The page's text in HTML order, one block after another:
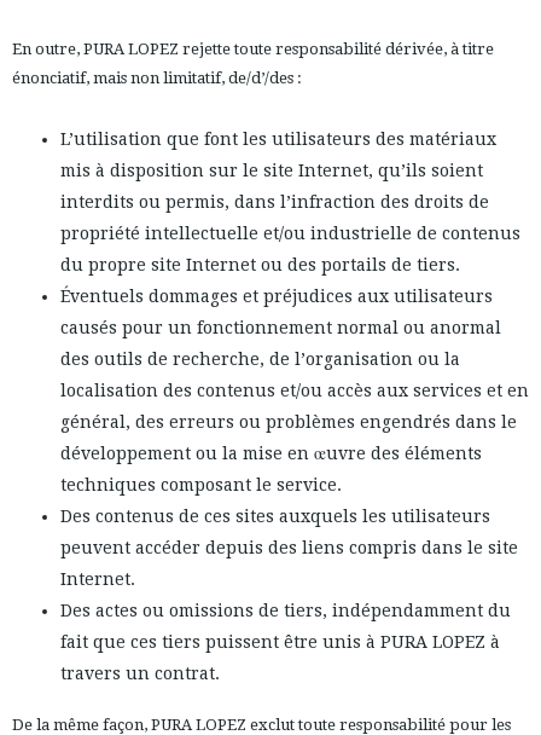
En outre, PURA LOPEZ rejette toute responsabilité dérivée, à titre
énonciatif, mais non limitatif, de/d’/des :
L’utilisation que font les utilisateurs des matériaux
mis à disposition sur le site Internet, qu’ils soient
interdits ou permis, dans l’infraction des droits de
propriété intellectuelle et/ou industrielle de contenus
du propre site Internet ou des portails de tiers.
Éventuels dommages et préjudices aux utilisateurs
causés pour un fonctionnement normal ou anormal
des outils de recherche, de l’organisation ou la
localisation des contenus et/ou accès aux services et en
général, des erreurs ou problèmes engendrés dans le
développement ou la mise en œuvre des éléments
techniques composant le service.
Des contenus de ces sites auxquels les utilisateurs
peuvent accéder depuis des liens compris dans le site
Internet.
Des actes ou omissions de tiers, indépendamment du
fait que ces tiers puissent être unis à PURA LOPEZ à
travers un contrat.
De la même façon, PURA LOPEZ exclut toute responsabilité pour les